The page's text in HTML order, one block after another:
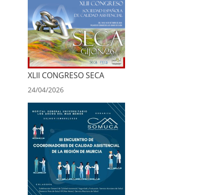
XLII CONGRESO SECA
24/04/2026